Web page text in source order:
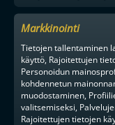
Markkinointi
Tietojen tallentaminen
käyttö, Rajoitettujen
Personoidun
kohdennetun
muodostaminen,
valitsemiseksi,
Rajoitettujen tietojen